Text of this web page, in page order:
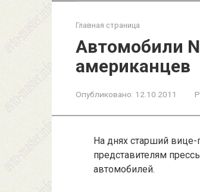
Главная страница
Автомобили
американцев
Опубликовано: 12.10.2011
На днях старший вице-
представителям
автомобилей.